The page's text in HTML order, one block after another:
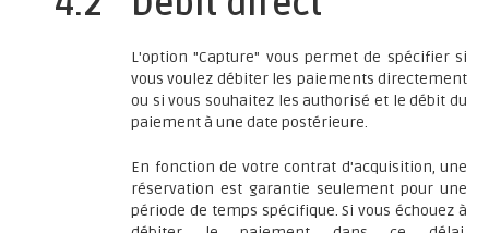
L'option "Capture" vous permet de spécifier si
vous voulez débiter les paiements directement
ou si vous souhaitez les authorisé et le débit du
paiement à une date postérieure.
En fonction de votre contrat d'acquisition, une
réservation est garantie seulement pour une
période de temps spécifique. Si vous échouez à